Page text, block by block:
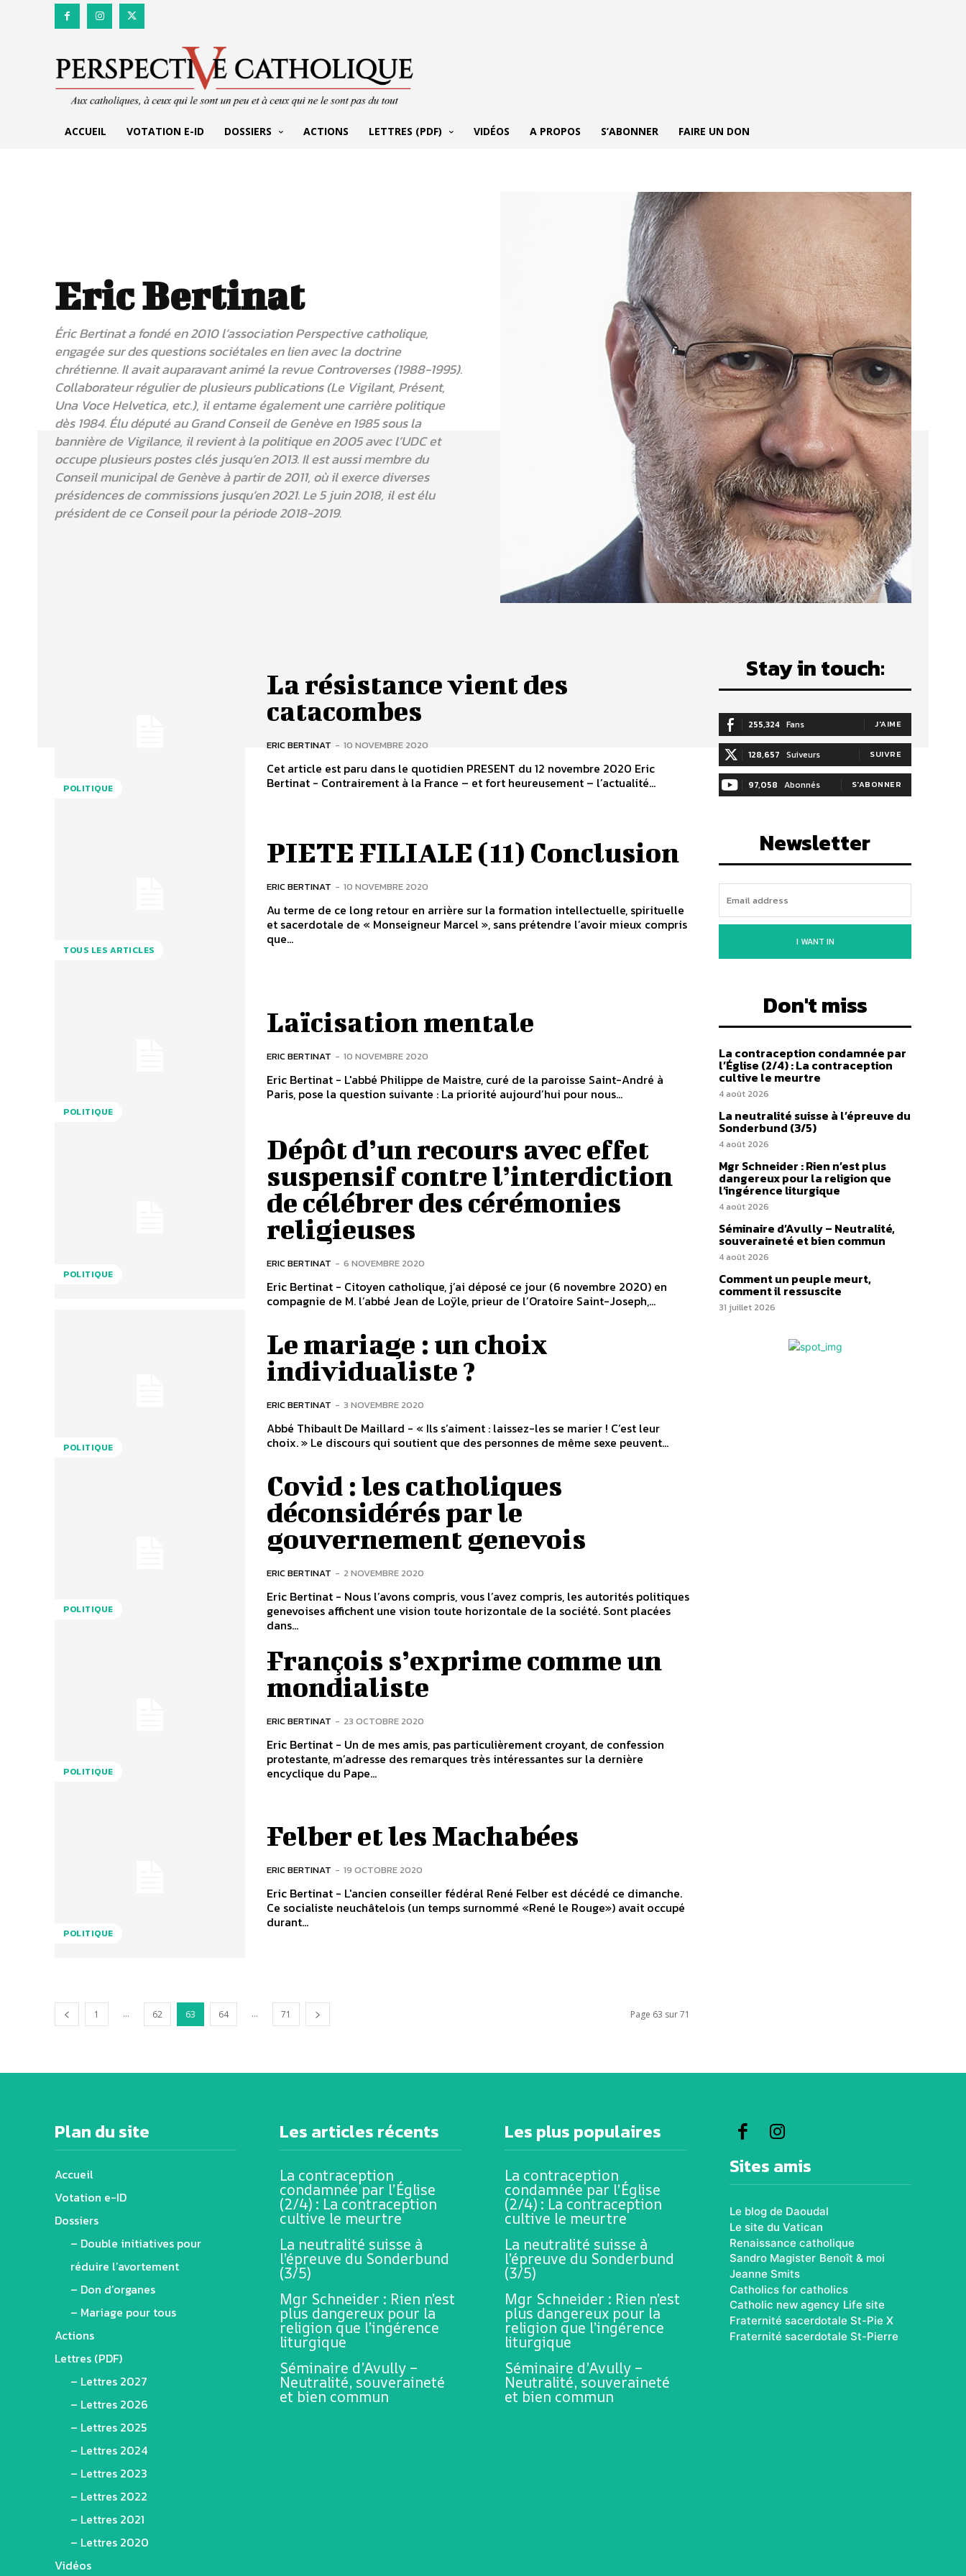
ACCUEIL VOTATION E-ID DOSSIERS ACTIONS LETTRES (PDF) VIDÉOS A PROPOS S’ABONNER FAIRE UN DON
Eric Bertinat
Éric Bertinat a fondé en 2010 l’association Perspective catholique,
engagée sur des questions sociétales en lien avec la doctrine
chrétienne. Il avait auparavant animé la revue Controverses (1988-1995).
Collaborateur régulier de plusieurs publications (Le Vigilant, Présent,
Una Voce Helvetica, etc.), il entame également une carrière politique
dès 1984. Élu député au Grand Conseil de Genève en 1985 sous la
bannière de Vigilance, il revient à la politique en 2005 avec l’UDC et
occupe plusieurs postes clés jusqu’en 2013. Il est aussi membre du
Conseil municipal de Genève à partir de 2011, où il exerce diverses
présidences de commissions jusqu’en 2021. Le 5 juin 2018, il est élu
président de ce Conseil pour la période 2018-2019.
POLITIQUE
La résistance vient des
catacombes
ERIC BERTINAT - 10 NOVEMBRE 2020
Cet article est paru dans le quotidien PRESENT du 12 novembre 2020 Eric
Bertinat - Contrairement à la France – et fort heureusement – l’actualité...
TOUS LES ARTICLES
PIETE FILIALE (11) Conclusion
ERIC BERTINAT - 10 NOVEMBRE 2020
Au terme de ce long retour en arrière sur la formation intellectuelle, spirituelle
et sacerdotale de « Monseigneur Marcel », sans prétendre l’avoir mieux compris
que...
POLITIQUE
Laïcisation mentale
ERIC BERTINAT - 10 NOVEMBRE 2020
Eric Bertinat - L'abbé Philippe de Maistre, curé de la paroisse Saint-André à
Paris, pose la question suivante : La priorité aujourd’hui pour nous...
POLITIQUE
Dépôt d’un recours avec effet
suspensif contre l’interdiction
de célébrer des cérémonies
religieuses
ERIC BERTINAT - 6 NOVEMBRE 2020
Eric Bertinat - Citoyen catholique, j’ai déposé ce jour (6 novembre 2020) en
compagnie de M. l’abbé Jean de Loÿle, prieur de l’Oratoire Saint-Joseph,...
POLITIQUE
Le mariage : un choix
individualiste ?
ERIC BERTINAT - 3 NOVEMBRE 2020
Abbé Thibault De Maillard - « Ils s’aiment : laissez-les se marier ! C’est leur
choix. » Le discours qui soutient que des personnes de même sexe peuvent...
POLITIQUE
Covid : les catholiques
déconsidérés par le
gouvernement genevois
ERIC BERTINAT - 2 NOVEMBRE 2020
Eric Bertinat - Nous l’avons compris, vous l’avez compris, les autorités politiques
genevoises affichent une vision toute horizontale de la société. Sont placées
dans...
POLITIQUE
François s’exprime comme un
mondialiste
ERIC BERTINAT - 23 OCTOBRE 2020
Eric Bertinat - Un de mes amis, pas particulièrement croyant, de confession
protestante, m’adresse des remarques très intéressantes sur la dernière
encyclique du Pape...
POLITIQUE
Felber et les Machabées
ERIC BERTINAT - 19 OCTOBRE 2020
Eric Bertinat - L'ancien conseiller fédéral René Felber est décédé ce dimanche.
Ce socialiste neuchâtelois (un temps surnommé «René le Rouge») avait occupé
durant...
1 ... 62 63 64 ... 71 Page 63 sur 71
Stay in touch:
255,324 Fans J'AIME
128,657 Suiveurs SUIVRE
97,058 Abonnés S'ABONNER
Newsletter
I WANT IN
Don't miss
La contraception condamnée par
l’Église (2/4) : La contraception
cultive le meurtre
4 août 2026
La neutralité suisse à l’épreuve du
Sonderbund (3/5)
4 août 2026
Mgr Schneider : Rien n’est plus
dangereux pour la religion que
l’ingérence liturgique
4 août 2026
Séminaire d’Avully – Neutralité,
souveraineté et bien commun
4 août 2026
Comment un peuple meurt,
comment il ressuscite
31 juillet 2026
Plan du site
Accueil
Votation e-ID
Dossiers
– Double initiatives pour
réduire l’avortement
– Don d’organes
– Mariage pour tous
Actions
Lettres (PDF)
– Lettres 2027
– Lettres 2026
– Lettres 2025
– Lettres 2024
– Lettres 2023
– Lettres 2022
– Lettres 2021
– Lettres 2020
Vidéos
Les articles récents
La contraception
condamnée par l’Église
(2/4) : La contraception
cultive le meurtre
La neutralité suisse à
l’épreuve du Sonderbund
(3/5)
Mgr Schneider : Rien n’est
plus dangereux pour la
religion que l’ingérence
liturgique
Séminaire d’Avully –
Neutralité, souveraineté
et bien commun
Les plus populaires
La contraception
condamnée par l’Église
(2/4) : La contraception
cultive le meurtre
La neutralité suisse à
l’épreuve du Sonderbund
(3/5)
Mgr Schneider : Rien n’est
plus dangereux pour la
religion que l’ingérence
liturgique
Séminaire d’Avully –
Neutralité, souveraineté
et bien commun
Sites amis
Le blog de Daoudal
Le site du Vatican
Renaissance catholique
Sandro Magister Benoît & moi
Jeanne Smits
Catholics for catholics
Catholic new agency Life site
Fraternité sacerdotale St-Pie X
Fraternité sacerdotale St-Pierre